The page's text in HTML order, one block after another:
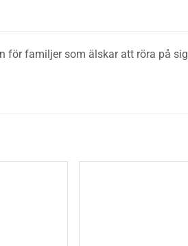
för familjer som älskar att röra på